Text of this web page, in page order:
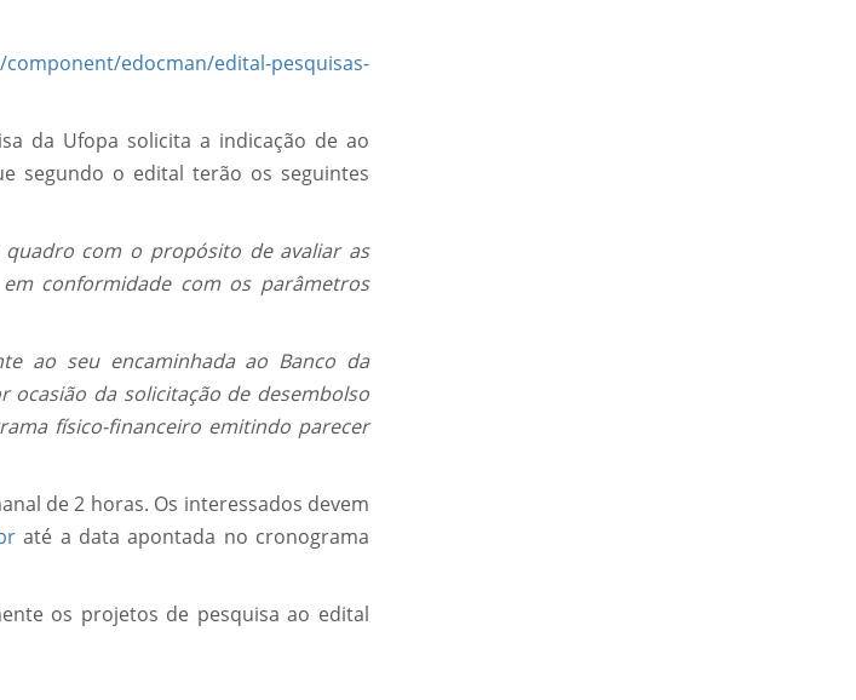
edocman/edital-pesquisas-
da Ufopa solicita a indicação de ao
segundo o edital terão os seguintes
com o propósito de avaliar as
conformidade com os parâmetros
ao seu encaminhada ao Banco da
ocasião da solicitação de desembolso
físico-financeiro emitindo parecer
de 2 horas. Os interessados devem
até a data apontada no cronograma
os projetos de pesquisa ao edital